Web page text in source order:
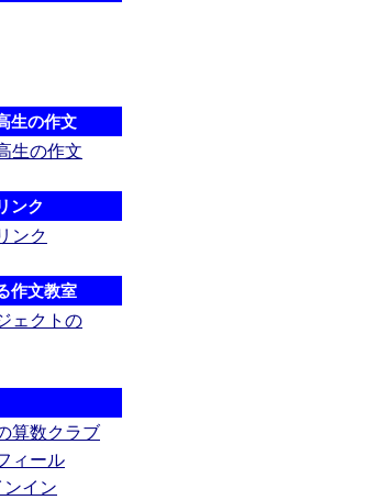
生の作文
生の作文
ンク
ンク
作文教室
ェクトの
算数クラブ
ィール
イン